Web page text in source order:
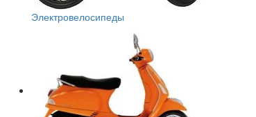
Электровелосипеды